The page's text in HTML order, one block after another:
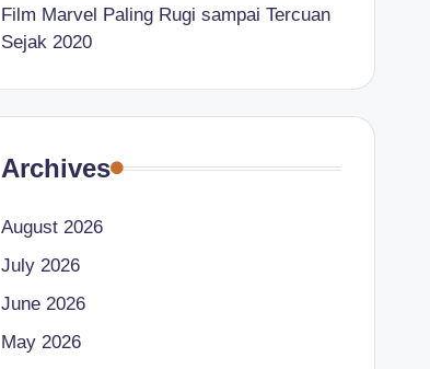
Film Marvel Paling Rugi sampai Tercuan
Sejak 2020
Archives
August 2026
July 2026
June 2026
May 2026